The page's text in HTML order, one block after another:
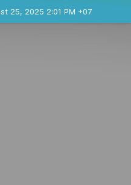
25, 2025 2:01 PM +07